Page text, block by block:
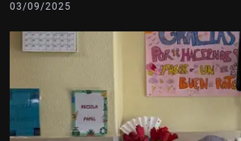
03/09/2025